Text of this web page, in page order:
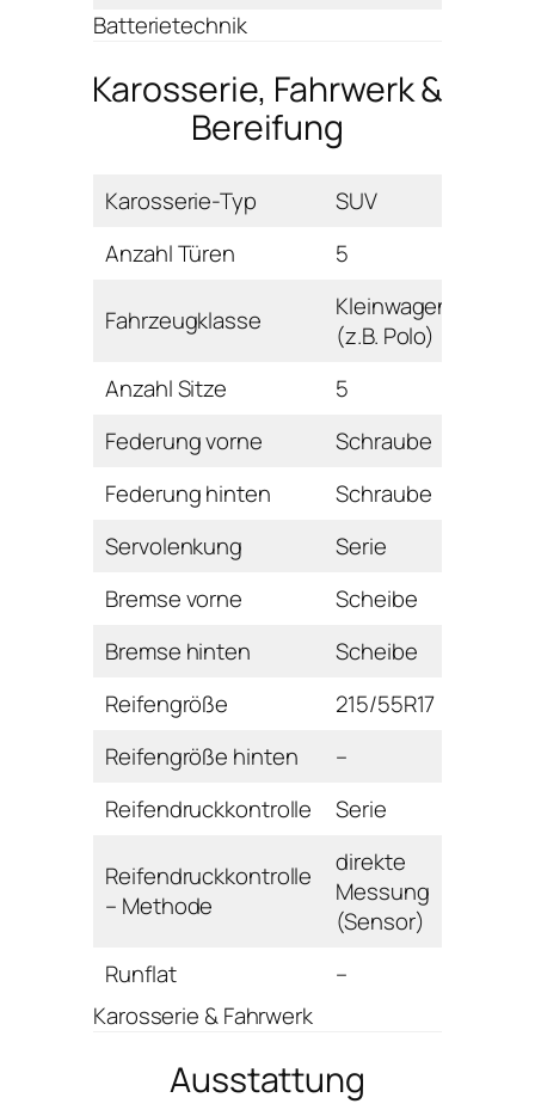
Batterietechnik
Karosserie, Fahrwerk &
Bereifung
Karosserie-Typ
SUV
Anzahl Türen
5
Fahrzeugklasse
Kleinwagen
(z.B. Polo)
Anzahl Sitze
5
Federung vorne
Schraube
Federung hinten
Schraube
Servolenkung
Serie
Bremse vorne
Scheibe
Bremse hinten
Scheibe
Reifengröße
215/55R17
Reifengröße hinten
–
Reifendruckkontrolle
Serie
Reifendruckkontrolle
– Methode
direkte
Messung
(Sensor)
Runflat
–
Karosserie & Fahrwerk
Ausstattung